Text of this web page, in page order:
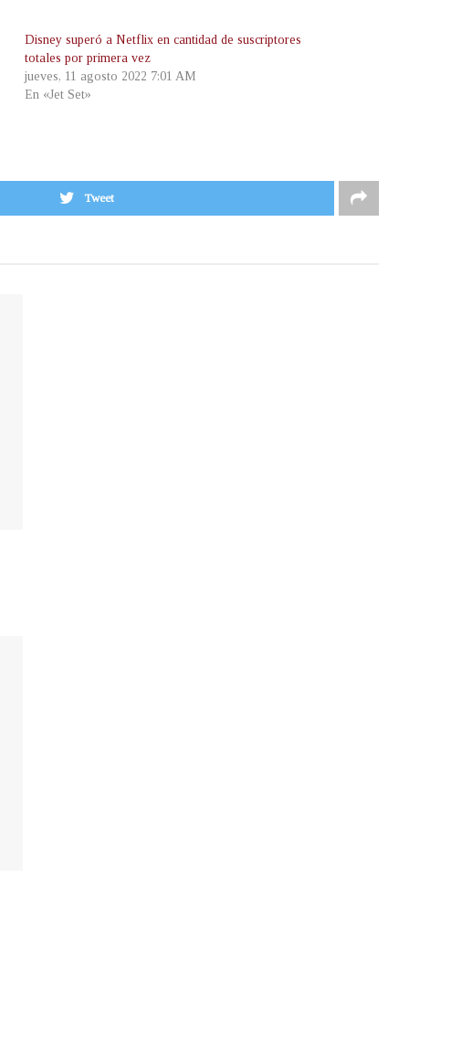
Disney superó a Netflix en cantidad de suscriptores
totales por primera vez
jueves, 11 agosto 2022 7:01 AM
En «Jet Set»
Tweet